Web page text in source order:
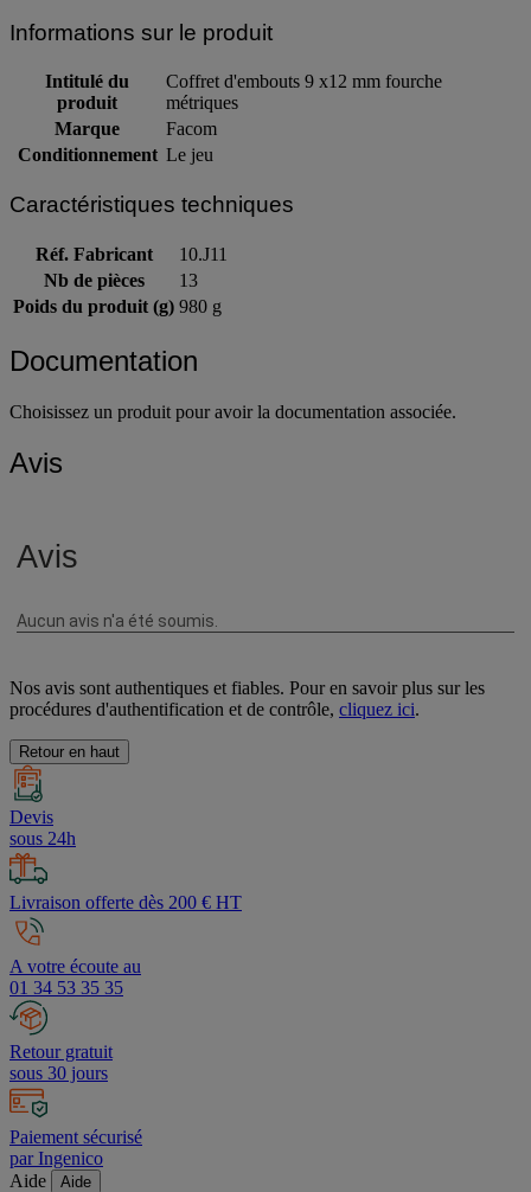
Informations sur le produit
Intitulé du
produit
Coffret d'embouts 9 x12 mm fourche
métriques
Marque
Facom
Conditionnement Le jeu
Caractéristiques techniques
Réf. Fabricant
10.J11
Nb de pièces
13
Poids du produit (g) 980 g
Documentation
Choisissez un produit pour avoir la documentation associée.
Avis
Nos avis sont authentiques et fiables. Pour en savoir plus sur les
procédures d'authentification et de contrôle, cliquez ici.
Retour en haut
Devis
sous 24h
Livraison offerte dès 200 € HT
A votre écoute au
01 34 53 35 35
Retour gratuit
sous 30 jours
Paiement sécurisé
par Ingenico
Aide
Aide